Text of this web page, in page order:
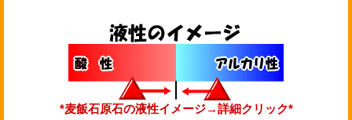
*麦飯石原石の液性イメージ→詳細クリック*